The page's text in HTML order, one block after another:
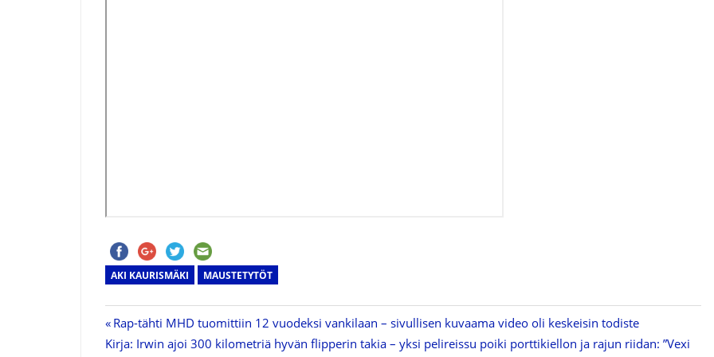
AKI KAURISMÄKI MAUSTETYTÖT
Artikkelien
Previous
Post:
Rap-tähti MHD tuomittiin 12 vuodeksi vankilaan – sivullisen kuvaama video oli keskeisin todiste
Next
Kirja: Irwin ajoi 300 kilometriä hyvän flipperin takia – yksi pelireissu poiki porttikiellon ja rajun riidan: ”Vexi